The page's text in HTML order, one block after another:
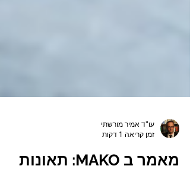
עו"ד אמיר מורשתי
זמן קריאה 1 דקות